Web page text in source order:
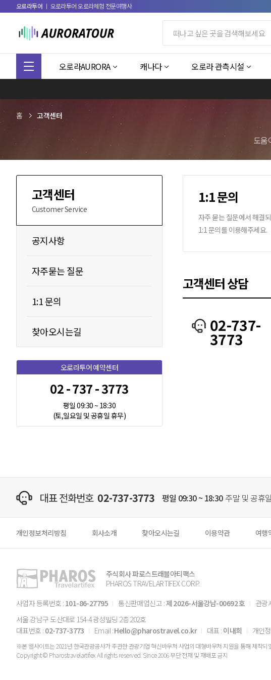
오로라투어 ㅣ 오로라투어 오로라체험 전문여행사
오로라AURORA 캐나다 오로라 관측시설
홈 고객센터
도움
고객센터
Customer Service
공지사항
자주묻는 질문
1:1 문의
찾아오시는길
오로라투어 예약센터
02 - 737 - 3773
평일 09:30 ~ 18:30
(토,일요일 및 공휴일 휴무)
1:1 문의
자주 묻는 질문에서 해결
1:1 문의를 이용해주세요.
고객센터 상담
02-737-
3773
대표 전화번호 02-737-3773 평일 09:30 ~ 18:30 주말 및 공휴
개인정보처리방침 회사소개 찾아오시는길 이용약관 여행
주식회사 파로스트래블아티팩스
PHAROS TRAVELARTIFEX CORP.
사업자 등록번호 : 101-86-27795 통신판매업신고 :제 2026-서울강남-00692 호 관광
서울 강남구 도산대로 154-4 광성빌딩 2층 202호
대표번호 : 02-737-3773 Email :Hello@pharostravel.co.kr 대표 : 이내희 개인
※본 웹사이트는 2021년 한국관광공사가 주관한 관광기업 혁신바우처 사업의 대형바우처 지원을 통해 제작되
Copyright © Pharostravelartifex All rights reserved. Since 2006 무단 전재 및 재배포 금지